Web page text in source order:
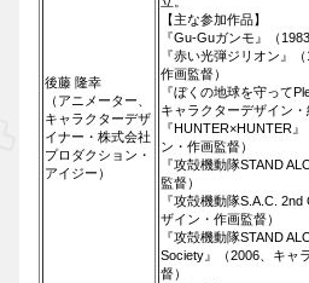
後藤 隆幸
（アニメーター、
キャラクターデザ
イナー・株式会社
プロダクション・
アイジー）
【主な参加作品】
『Gu-Guガンモ』（
『赤い光弾ジリオン』
作画監督）
『ぼくの地球を守って
キャラクターデザイン・
『HUNTER×HUNTER
ン・作画監督）
『攻殻機動隊STAND
監督）
『攻殻機動隊S.A.C.
ザイン・作画監督）
『攻殻機動隊STAND
Society』（2006、キャ
督）